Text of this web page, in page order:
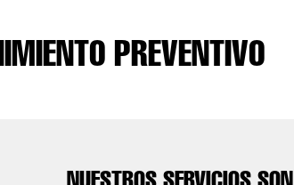
PREVENTIVO